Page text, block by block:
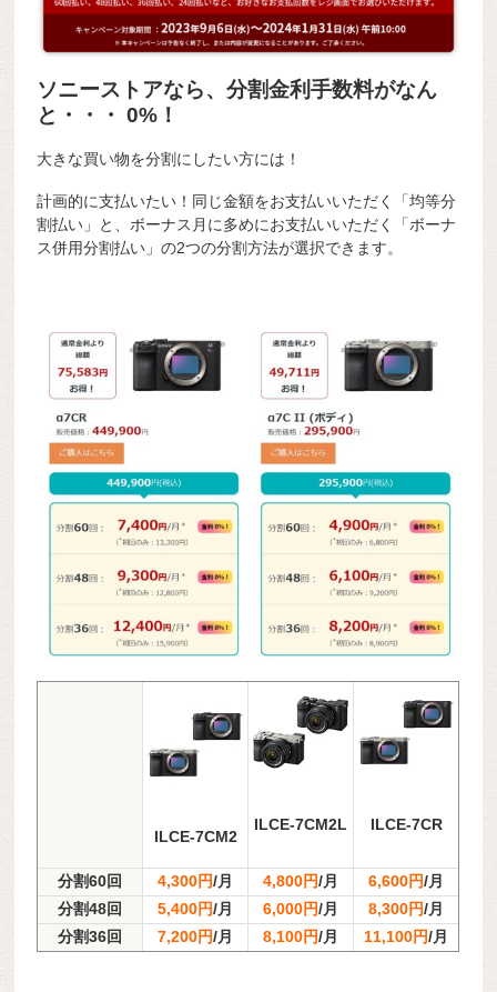
ソニーストアなら、分割金利手数料がなん
と・・・ 0%！
大きな買い物を分割にしたい方には！
計画的に支払いたい！同じ金額をお支払いいただく「均等分
割払い」と、ボーナス月に多めにお支払いいただく「ボーナ
ス併用分割払い」の2つの分割方法が選択できます。
ILCE-7CM2
ILCE-7CM2L ILCE-7CR
分割60回 4,300円/月 4,800円/月 6,600円/月
分割48回
5,400円/月 6,000円/月 8,300円/月
分割36回
7,200円/月 8,100円/月 11,100円/月